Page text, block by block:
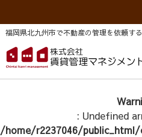
福岡県北九州市で不動産の管理を依頼す
: Undefined
/home/r2237046/